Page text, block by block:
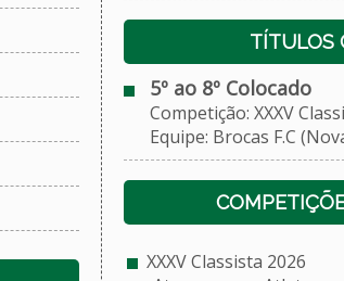
TÍTULOS
5º ao 8º Colocado
Competição: XXXV
Equipe: Brocas F.C
XXXV Classista 2026